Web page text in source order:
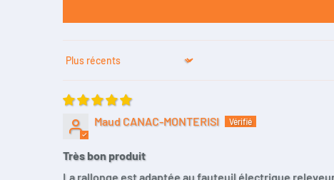
Sort by
Maud CANAC-MONTERISI
Très bon produit
La rallonge est adaptée au fauteuil électrique